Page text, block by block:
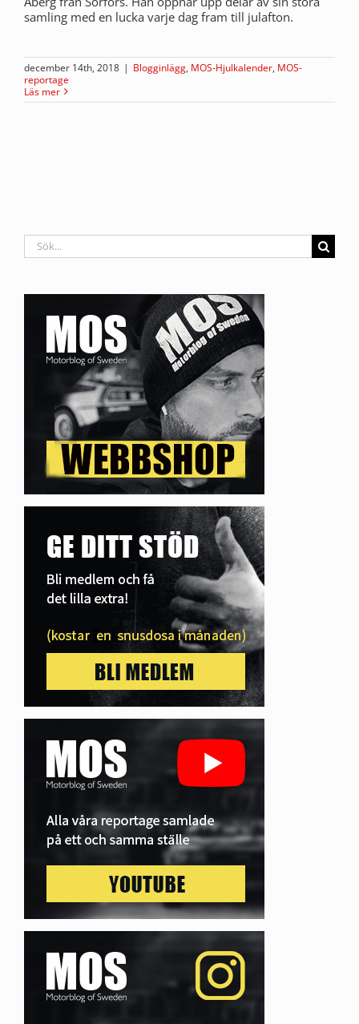
samling med en lucka varje dag fram till julafton.
december 14th, 2018 | Blogginlägg, MOS-Hjulkalender, MOS-
reportage
Läs mer
Sök
efter: